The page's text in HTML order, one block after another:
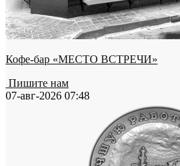
Кофе-бар «МЕСТО ВСТРЕЧИ»
Пишите нам
07-авг-2026 07:48